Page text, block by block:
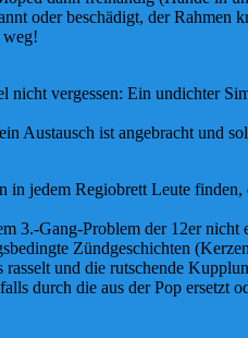
oder beschädigt, der Rahmen
weg!
vergessen: Ein undichter
Austausch ist angebracht und
in jedem Regiobrett Leute
3.-Gang-Problem der 12er
Zündgeschichten
rasselt und die rutschende
durch die aus der Pop ersetzt